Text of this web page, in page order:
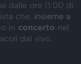
dalle ore 11:00 di
che, insieme a
in concerto nel
dal vivo.